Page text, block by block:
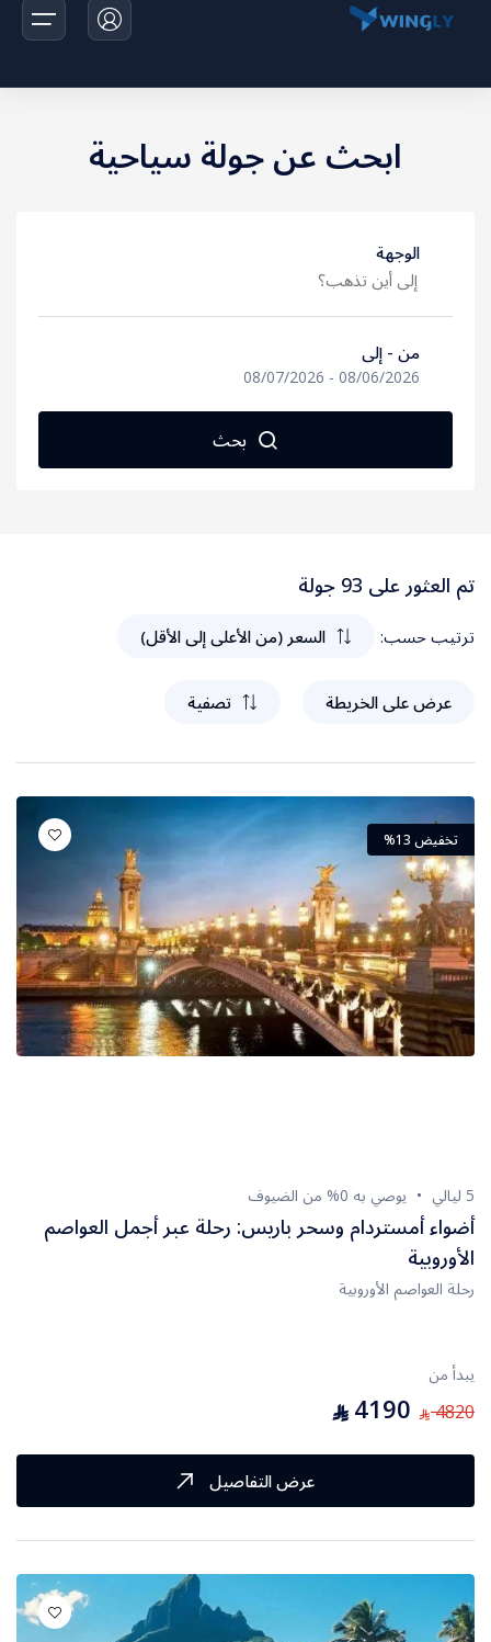
الرئيسية
اخبارنا
تواصل معانا
ابحث عن جولة سياحية
الوجهة
المالديف
اندونيسيا
ألبانيا
أرمينيا
أذربيجان
جـــورجيا
البحر الاحمر
شرم الشيخ
البوسنة والهرسك
من - إلى
08/06/2026
-
08/07/2026
بحث
تم العثور على 93 جولة
ترتيب حسب: السعر (من الأعلى إلى الأقل)
عرض على الخريطة تصفية
تخفيض 13%
5 ليالي يوصي به 0% من الضيوف
أضواء أمستردام وسحر باريس: رحلة عبر أجمل العواصم
الأوروبية
رحلة العواصم الأوروبية
يبدأ من
4820
⃁
4190
⃁
عرض التفاصيل